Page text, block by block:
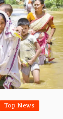
Top News